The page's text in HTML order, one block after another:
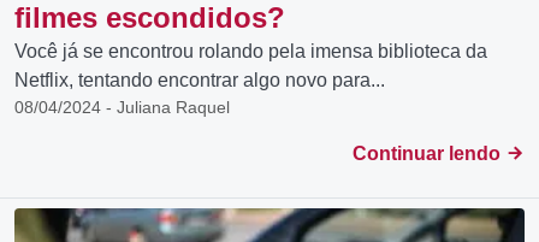
filmes escondidos?
Você já se encontrou rolando pela imensa biblioteca da
Netflix, tentando encontrar algo novo para...
08/04/2024 - Juliana Raquel
Continuar lendo